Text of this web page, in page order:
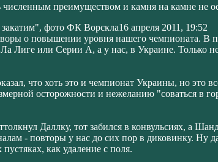
численным преимуществом и камня на камне не
фото ФК Ворскла16 апреля 2011, 19:52
о повышении уровня нашего чемпионата.
Лиге или Серии А, а у нас, в Украине. Только
что хоть это и чемпионат Украины, но это
осторожности и нежеланию "соваться в
Даллку, тот забился в конвульсиях, а
- повторы у нас до сих пор в диковинку. Ну
как удаление с поля.